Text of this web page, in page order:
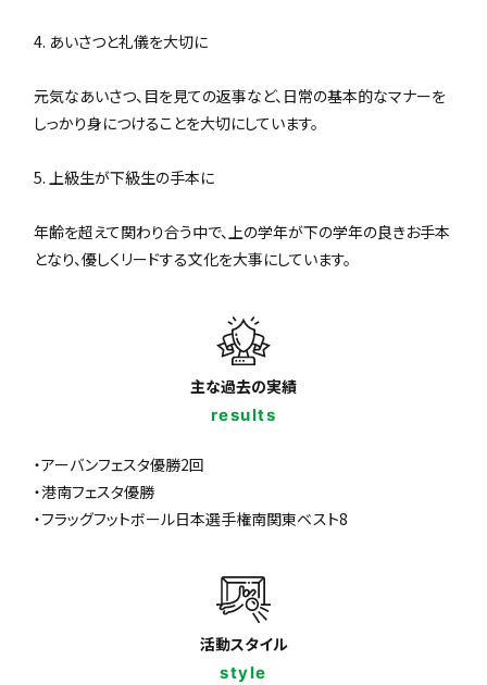
4. あいさつと礼儀を大切に
元気なあいさつ、目を見ての返事など、日常の基本的なマナーを
しっかり身につけることを大切にしています。
5. 上級生が下級生の手本に
年齢を超えて関わり合う中で、上の学年が下の学年の良きお手本
となり、優しくリードする文化を大事にしています。
主な過去の実績
results
・アーバンフェスタ優勝2回
・港南フェスタ優勝
・フラッグフットボール日本選手権南関東ベスト8
活動スタイル
style